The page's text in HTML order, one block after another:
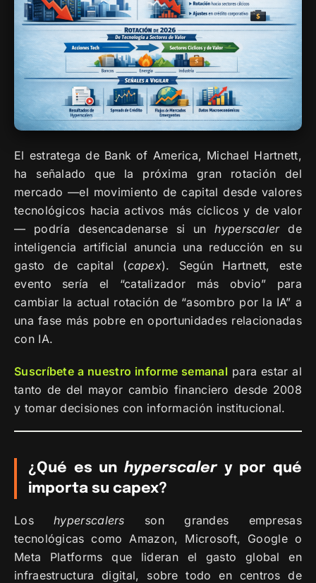
El estratega de Bank of America, Michael Hartnett,
ha señalado que la próxima gran rotación del
mercado —el movimiento de capital desde valores
tecnológicos hacia activos más cíclicos y de valor
— podría desencadenarse si unhyperscalerde
inteligencia artificial anuncia una reducción en su
gasto de capital (capex). Según Hartnett, este
evento sería el “catalizador más obvio” para
cambiar la actual rotación de “asombro por la IA” a
una fase más pobre en oportunidades relacionadas
con IA.
Suscríbete a nuestro informe semanal para estar al
tanto de del mayor cambio financiero desde 2008
y tomar decisiones con información institucional.
¿Qué es un hyperscalery por qué
importa su capex?
Loshyperscalers son grandes empresas
tecnológicas como Amazon, Microsoft, Google o
Meta Platforms que lideran el gasto global en
infraestructura digital, sobre todo en centros de